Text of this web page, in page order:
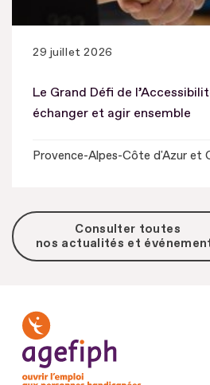
29 juillet 2026
Le Grand Défi de
échanger et agir ensemble
Provence-Alpes-Côte d'Azur et
Consulter toutes
nos actualités et